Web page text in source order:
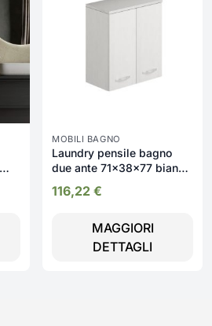
MOBILI BAGNO
Laundry pensile bagno
due ante 71x38x77 bianco
116,22 €
MAGGIORI
DETTAGLI